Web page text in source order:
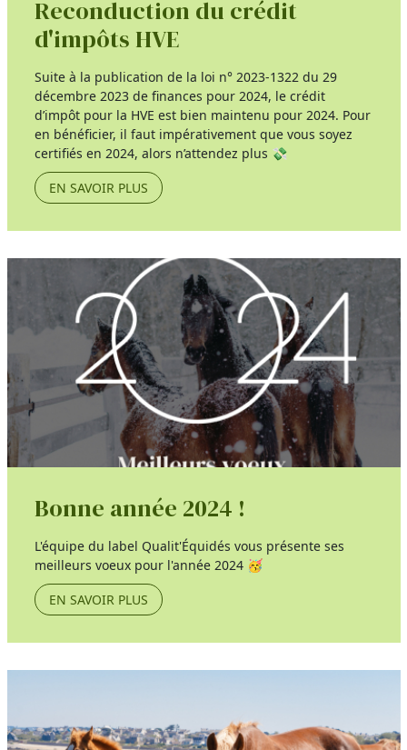
Reconduction du crédit
d'impôts HVE
Suite à la publication de la loi n° 2023-1322 du 29
décembre 2023 de finances pour 2024, le crédit
d’impôt pour la HVE est bien maintenu pour 2024. Pour
en bénéficier, il faut impérativement que vous soyez
certifiés en 2024, alors n’attendez plus 💸
EN SAVOIR PLUS
Bonne année 2024 !
L'équipe du label Qualit'Équidés vous présente ses
meilleurs voeux pour l'année 2024 🥳
EN SAVOIR PLUS